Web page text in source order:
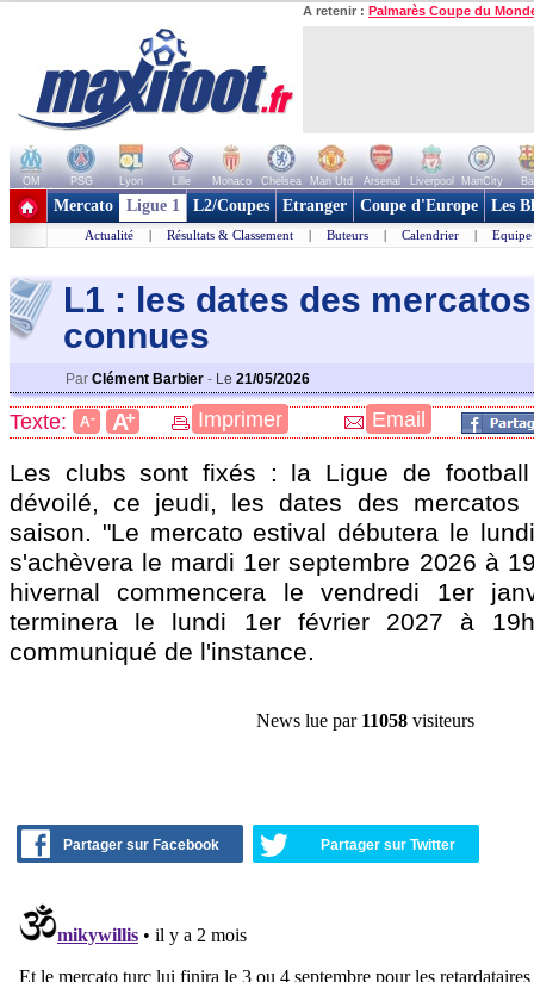
A retenir : Palmarès Coupe du
OM PSG Lyon Lille Monaco Chelsea Man Utd Arsenal Liverpool ManCity
+ de clubs
Mercato Ligue 1 L2/Coupes Etranger Coupe d'Europe Les
Actualité | Résultats & Classement | Buteurs | Calendrier | Equipe
L1 : les dates des
connues
Par Clément Barbier - Le 21/05/2026
Texte: A- A+ Imprimer Email
Les clubs sont fixés : la Ligue de football
dévoilé, ce jeudi, les dates des mercatos
saison. "Le mercato estival débutera le
s'achèvera le mardi 1er septembre 2026 à
hivernal commencera le vendredi 1er
terminera le lundi 1er février 2027 à
communiqué de l'instance.
News lue par 11058visiteurs
Partager sur Facebook Partager sur Twitter